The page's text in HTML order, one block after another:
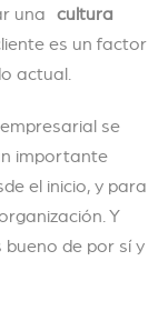
una cultura
es un factor
actual.
se
importante
el inicio, y para
Y
de por sí y